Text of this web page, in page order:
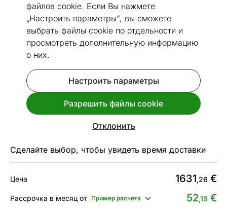
файлов cookie. Если Вы нажмете
„Настроить параметры“, вы сможете
выбрать файлы cookie по отдельности и
просмотреть дополнительную информацию
о них.
Настроить параметры
Разрешить файлы cookie
Отклонить
1 / 17
Размеры Посмотреть похожие
Сделано в Эстонии
Sime Beds Континентальная
кровать с ящиком для хранения
Helena 200x210 см
Сделайте выбор, чтобы увидеть время доставки
Цена 1631,26 €
Рассрочка в месяц от Пример расчета 52,19 €